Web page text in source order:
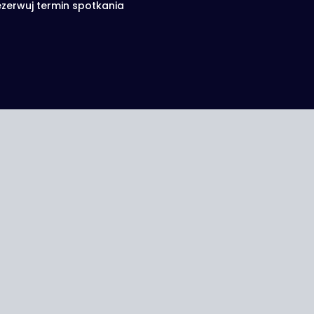
termin spotkania